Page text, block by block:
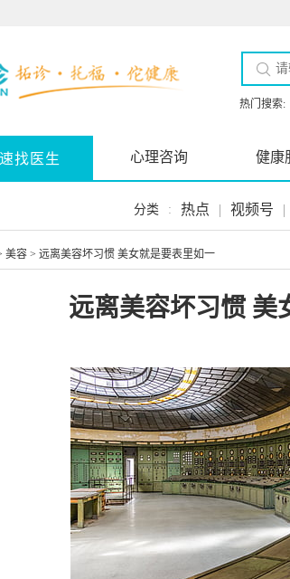
热门搜索:
找医生 心理咨询 健康
分类 : 热点 | 视频号 |
美容 > 远离美容坏习惯 美女就是要表里如一
远离美容坏习惯 美